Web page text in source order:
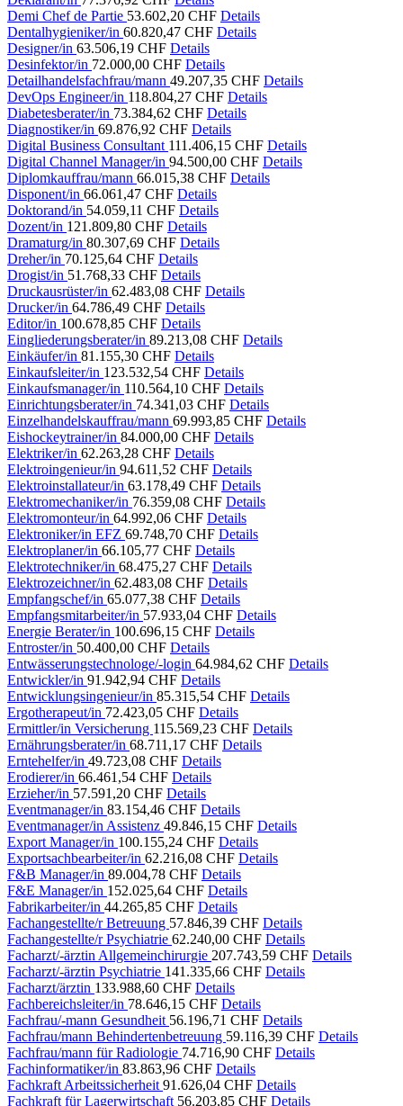
Demi Chef de Partie 53.602,20 CHF Details
Dentalhygieniker/in 60.820,47 CHF Details
Designer/in 63.506,19 CHF Details
Desinfektor/in 72.000,00 CHF Details
Detailhandelsfachfrau/mann 49.207,35 CHF Details
DevOps Engineer/in 118.804,27 CHF Details
Diabetesberater/in 73.384,62 CHF Details
Diagnostiker/in 69.876,92 CHF Details
Digital Business Consultant 111.406,15 CHF Details
Digital Channel Manager/in 94.500,00 CHF Details
Diplomkauffrau/mann 66.015,38 CHF Details
Disponent/in 66.061,47 CHF Details
Doktorand/in 54.059,11 CHF Details
Dozent/in 121.809,80 CHF Details
Dramaturg/in 80.307,69 CHF Details
Dreher/in 70.125,64 CHF Details
Drogist/in 51.768,33 CHF Details
Druckausrüster/in 62.483,08 CHF Details
Drucker/in 64.786,49 CHF Details
Editor/in 100.678,85 CHF Details
Eingliederungsberater/in 89.213,08 CHF Details
Einkäufer/in 81.155,30 CHF Details
Einkaufsleiter/in 123.532,54 CHF Details
Einkaufsmanager/in 110.564,10 CHF Details
Einrichtungsberater/in 74.341,03 CHF Details
Einzelhandelskauffrau/mann 69.993,85 CHF Details
Eishockeytrainer/in 84.000,00 CHF Details
Elektriker/in 62.263,28 CHF Details
Elektroingenieur/in 94.611,52 CHF Details
Elektroinstallateur/in 63.178,49 CHF Details
Elektromechaniker/in 76.359,08 CHF Details
Elektromonteur/in 64.992,06 CHF Details
Elektroniker/in EFZ 69.748,70 CHF Details
Elektroplaner/in 66.105,77 CHF Details
Elektrotechniker/in 68.475,27 CHF Details
Elektrozeichner/in 62.483,08 CHF Details
Empfangschef/in 65.077,38 CHF Details
Empfangsmitarbeiter/in 57.933,04 CHF Details
Energie Berater/in 100.696,15 CHF Details
Entroster/in 50.400,00 CHF Details
Entwässerungstechnologe/-login 64.984,62 CHF Details
Entwickler/in 91.942,94 CHF Details
Entwicklungsingenieur/in 85.315,54 CHF Details
Ergotherapeut/in 72.423,05 CHF Details
Ermittler/in Versicherung 115.569,23 CHF Details
Ernährungsberater/in 68.711,17 CHF Details
Erntehelfer/in 49.723,08 CHF Details
Erodierer/in 66.461,54 CHF Details
Erzieher/in 57.591,20 CHF Details
Eventmanager/in 83.154,46 CHF Details
Eventmanager/in Assistenz 49.846,15 CHF Details
Export Manager/in 100.155,24 CHF Details
Exportsachbearbeiter/in 62.216,08 CHF Details
F&B Manager/in 89.004,78 CHF Details
F&E Manager/in 152.025,64 CHF Details
Fabrikarbeiter/in 44.265,85 CHF Details
Fachangestellte/r Betreuung 57.846,39 CHF Details
Fachangestellte/r Psychiatrie 62.240,00 CHF Details
Facharzt/-ärztin Allgemeinchirurgie 207.743,59 CHF Details
Facharzt/-ärztin Psychiatrie 141.335,66 CHF Details
Facharzt/ärztin 133.988,60 CHF Details
Fachbereichsleiter/in 78.646,15 CHF Details
Fachfrau/-mann Gesundheit 56.196,71 CHF Details
Fachfrau/mann Behindertenbetreuung 59.116,39 CHF Details
Fachfrau/mann für Radiologie 74.716,90 CHF Details
Fachinformatiker/in 83.863,96 CHF Details
Fachkraft Arbeitssicherheit 91.626,04 CHF Details
Fachkraft für Lagerwirtschaft 56.203,85 CHF Details